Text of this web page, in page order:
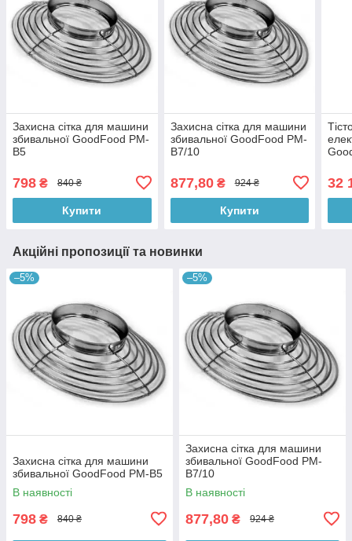
Захисна сітка для машини
збивальної GoodFood PM-
B5
798 ₴ 840 ₴
Купити
Захисна сітка для машини
збивальної GoodFood PM-
B7/10
877,80₴ 924 ₴
Купити
32
Акційні пропозиції та новинки
–5%
Захисна сітка для машини
збивальної GoodFood PM-B5
В наявності
798 ₴ 840 ₴
–5%
Захисна сітка для машини
збивальної GoodFood PM-
B7/10
В наявності
877,80 ₴ 924 ₴